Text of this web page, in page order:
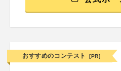
おすすめのコンテスト [PR]